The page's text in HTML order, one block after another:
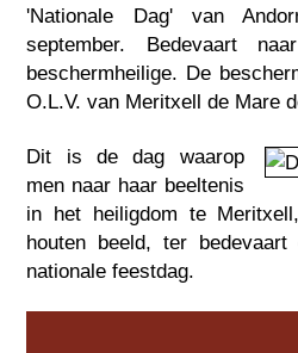
'Nationale Dag' van
september. Bedevaart
beschermheilige. De
O.L.V. van Meritxell de Mare
Dit is de dag waarop
men naar haar beeltenis
in het heiligdom te
houten beeld, ter
nationale feestdag.